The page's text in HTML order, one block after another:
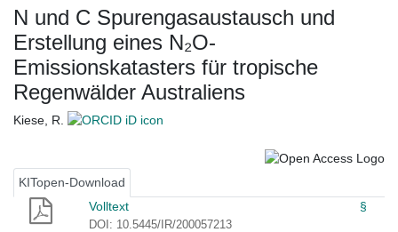
N und C Spurengasaustausch und
Erstellung eines N₂O-
Emissionskatasters für tropische
Regenwälder Australiens
Kiese, R.
KITopen-Download
Volltext
§
DOI: 10.5445/IR/200057213